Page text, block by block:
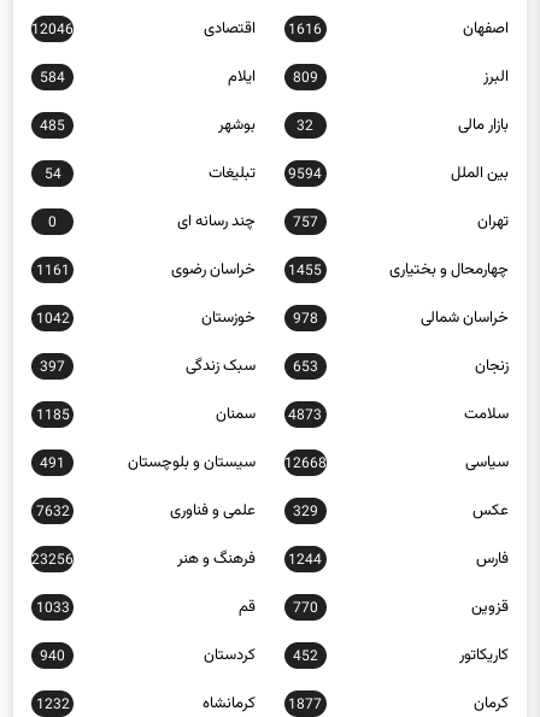
اصفهان 1616 اقتصادی 12046
البرز 809 ایلام 584
بازار مالی 32 بوشهر 485
بین الملل 9594 تبلیغات 54
تهران 757 چند رسانه ای 0
چهارمحال و بختیاری 1455 خراسان رضوی 1161
خراسان شمالی 978 خوزستان 1042
زنجان 653 سبک زندگی 397
سلامت 4873 سمنان 1185
سیاسی 12668 سیستان و بلوچستان 491
عکس 329 علمی و فناوری 7632
فارس 1244 فرهنگ و هنر 23256
قزوین 770 قم 1033
کاریکاتور 452 کردستان 940
کرمان 1877 کرمانشاه 1232